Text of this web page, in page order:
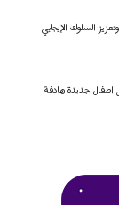
السلوك الإيجابي